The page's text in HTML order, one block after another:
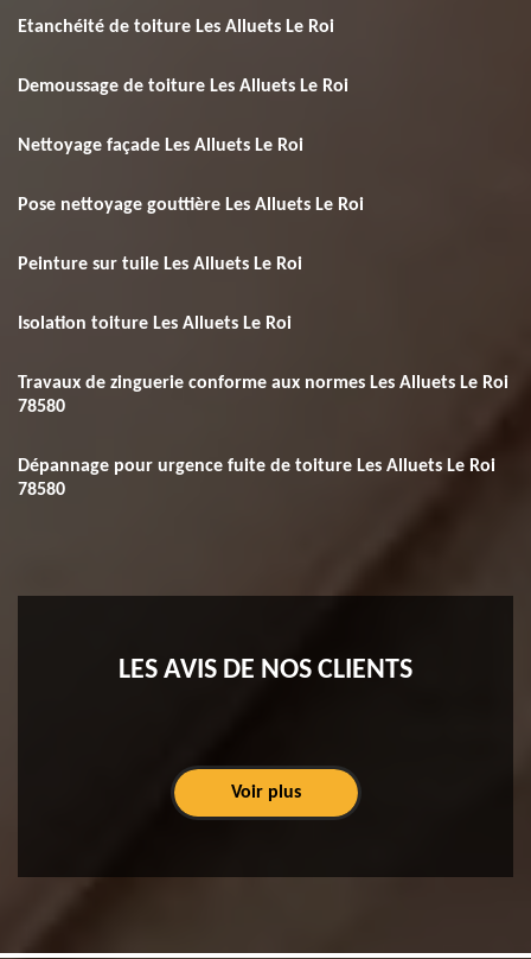
Etanchéité de toiture Les Alluets Le Roi
Demoussage de toiture Les Alluets Le Roi
Nettoyage façade Les Alluets Le Roi
Pose nettoyage gouttière Les Alluets Le Roi
Peinture sur tuile Les Alluets Le Roi
Isolation toiture Les Alluets Le Roi
Travaux de zinguerie conforme aux normes Les Alluets Le Roi
78580
Dépannage pour urgence fuite de toiture Les Alluets Le Roi
78580
LES AVIS DE NOS CLIENTS
Voir plus